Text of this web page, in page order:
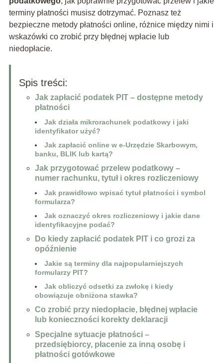
terminy płatności musisz dotrzymać. Poznasz też
bezpieczne metody płatności online, różnice między nimi i
wskazówki co zrobić przy błędnej wpłacie lub
niedopłacie.
Spis treści:
Jak zapłacić podatek PIT – dostępne metody
płatności
Jak działa mikrorachunek podatkowy i jaki
identyfikator użyć?
Jak zapłacić online w e-Urzędzie Skarbowym,
banku, BLIK lub kartą?
Jak przygotować przelew podatkowy –
numer rachunku, tytuł i okres rozliczeniowy
Jak prawidłowo wpisać tytuł płatności i symbol
formularza?
Jak oznaczyć okres rozliczeniowy i jakie dane
identyfikacyjne podać?
Do kiedy zapłacić podatek PIT i co grozi za
opóźnienie
Jakie są terminy dla najpopularniejszych
formularzy PIT?
Jak obliczyć odsetki za zwłokę i kiedy
obowiązuje obniżona stawka?
Co zrobić przy niedopłacie, błędnej wpłacie
lub konieczności korekty deklaracji
Specjalne sytuacje płatności –
przedsiębiorcy, płacenie za inną osobę i
płatności gotówkowe